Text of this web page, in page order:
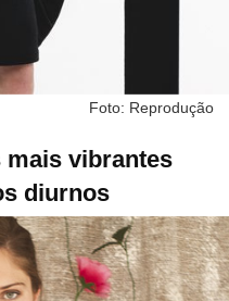
Foto: Reprodução
mais vibrantes
diurnos